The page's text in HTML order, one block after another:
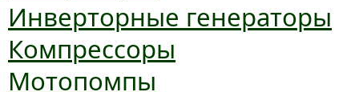
Инверторные генераторы
Компрессоры
Мотопомпы